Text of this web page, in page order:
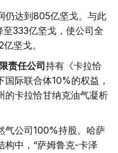
仍达到805亿坚戈。与此
333亿坚戈，使公司全
坚戈。
责任公司持有《卡拉恰
际联合体10%的权益，
的卡拉恰甘纳克油气凝析
气公司100%持股。哈萨
构中，“萨姆鲁克-卡泽